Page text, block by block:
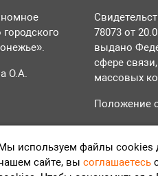
О.А.
78073 от
выдано
сфере
массовых
Положение
Согласие
используем файлы cookies
сайте, вы соглашаетесь